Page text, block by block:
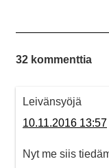
32 kommenttia
Leivänsyöjä
10.11.2016 13:57
Nyt me siis